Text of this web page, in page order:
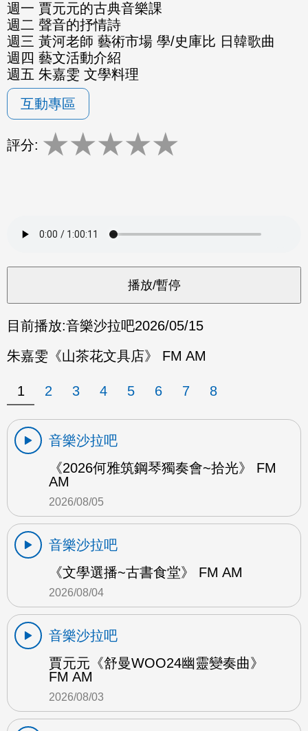
週一 賈元元的古典音樂課
週二 聲音的抒情詩
週三 黃河老師 藝術市場 學/史庫比 日韓歌曲
週四 藝文活動介紹
週五 朱嘉雯 文學料理
互動專區
評分: ★★★★★
目前播放:音樂沙拉吧2026/05/15
朱嘉雯《山茶花文具店》 FM AM
1 2 3 4 5 6 7 8
音樂沙拉吧
《2026何雅筑鋼琴獨奏會~拾光》 FM
AM
2026/08/05
音樂沙拉吧
《文學選播~古書食堂》 FM AM
2026/08/04
音樂沙拉吧
賈元元《舒曼WOO24幽靈變奏曲》
FM AM
2026/08/03